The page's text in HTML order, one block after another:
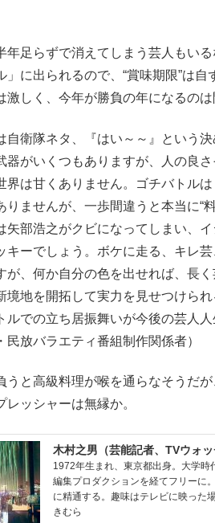
足らずで消えてしまう芸人もい
」に出られるので、“賞味期限”は
激しく、今年が勝負の年になるのは
自衛隊ネタ、『はい～～』という
器がいくつもありますが、人の良
界は甘くありません。ゴチバトル
りませんが、一歩間違うと本当に“
矢部浩之がクビになってしまい、
キーでしょう。ボケに走る、キレ
が、何か自分の色を出せれば、長
境地を開拓して実力を見せつけら
ルでの立ち居振舞いが今後の芸人
民放バラエティ番組制作関係者）
と高級料理が喉を通らなそうだ
レッシャーは無縁か。
木村之男（芸能記者、TVウォッ
1972年生まれ、東京都出身。大学時
編集プロダクションを経てフリーに
に精通する。趣味はテレビに映った
きむら